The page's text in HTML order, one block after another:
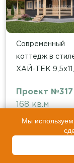
Современный
коттедж в
ХАЙ-ТЕК
Проект №317
168 кв.м
Мы используем